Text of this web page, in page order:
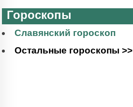
Гороскопы
Славянский гороскоп
Остальные гороскопы >>